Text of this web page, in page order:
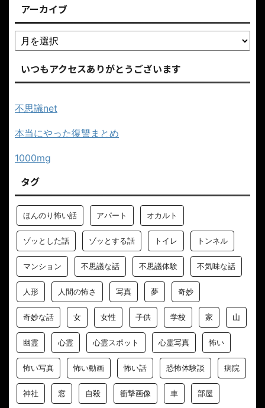
アーカイブ
いつもアクセスありがとうございます
不思議net
本当にやった復讐まとめ
1000mg
タグ
ほんのり怖い話 アパート オカルト
ゾッとした話 ゾッとする話 トイレ トンネル
マンション 不思議な話 不思議体験 不気味な話
人形 人間の怖さ 写真 夢 奇妙
奇妙な話 女 女性 子供 学校 家 山
幽霊 心霊 心霊スポット 心霊写真 怖い
怖い写真 怖い動画 怖い話 恐怖体験談 病院
神社 窓 自殺 衝撃画像 車 部屋